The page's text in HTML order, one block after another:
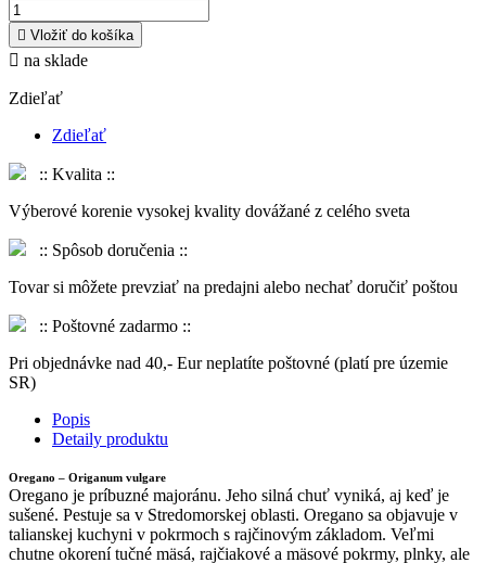
 Vložiť do košíka
 na sklade
Zdieľať
Zdieľať
:: Kvalita ::
Výberové korenie vysokej kvality dovážané z celého sveta
:: Spôsob doručenia ::
Tovar si môžete prevziať na predajni alebo nechať doručiť poštou
:: Poštovné zadarmo ::
Pri objednávke nad 40,- Eur neplatíte poštovné (platí pre územie
SR)
Popis
Detaily produktu
Oregano – Origanum vulgare
Oregano je príbuzné majoránu. Jeho silná chuť vyniká, aj keď je
sušené. Pestuje sa v Stredomorskej oblasti. Oregano sa objavuje v
talianskej kuchyni v pokrmoch s rajčinovým základom. Veľmi
chutne okorení tučné mäsá, rajčiakové a mäsové pokrmy, plnky, ale